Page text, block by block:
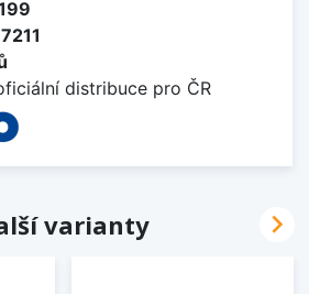
distribuce pro ČR
varianty 